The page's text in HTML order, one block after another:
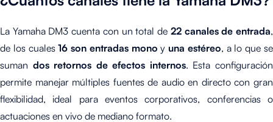
La Yamaha DM3 cuenta con un total de 22 canales de entrada,
de los cuales16 son entradas mono y una estéreo, a lo que se
suman dos retornos de efectos internos. Esta configuración
permite manejar múltiples fuentes de audio en directo con gran
flexibilidad, ideal para eventos corporativos, conferencias o
actuaciones en vivo de mediano formato.